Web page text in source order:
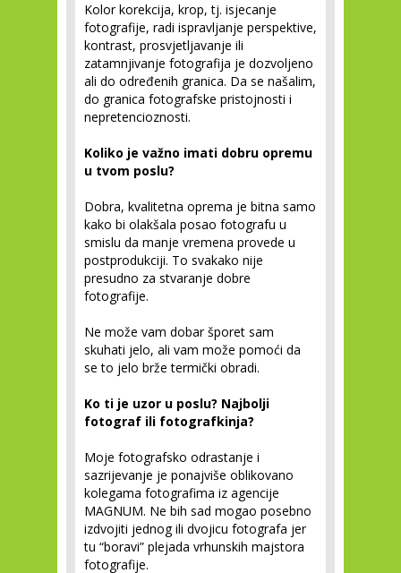
Kolor korekcija, krop, tj. isjecanje
fotografije, radi ispravljanje perspektive,
kontrast, prosvjetljavanje ili
zatamnjivanje fotografija je dozvoljeno
ali do određenih granica. Da se našalim,
do granica fotografske pristojnosti i
nepretencioznosti.
Koliko je važno imati dobru opremu
u tvom poslu?
Dobra, kvalitetna oprema je bitna samo
kako bi olakšala posao fotografu u
smislu da manje vremena provede u
postprodukciji. To svakako nije
presudno za stvaranje dobre
fotografije.
Ne može vam dobar šporet sam
skuhati jelo, ali vam može pomoći da
se to jelo brže termički obradi.
Ko ti je uzor u poslu? Najbolji
fotograf ili fotografkinja?
Moje fotografsko odrastanje i
sazrijevanje je ponajviše oblikovano
kolegama fotografima iz agencije
MAGNUM. Ne bih sad mogao posebno
izdvojiti jednog ili dvojicu fotografa jer
tu “boravi” plejada vrhunskih majstora
fotografije.